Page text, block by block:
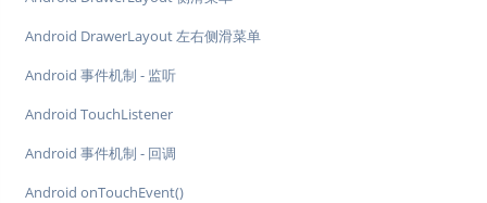
Android DrawerLayout 左右侧滑菜单
Android 事件机制 - 监听
Android TouchListener
Android 事件机制 - 回调
Android onTouchEvent()